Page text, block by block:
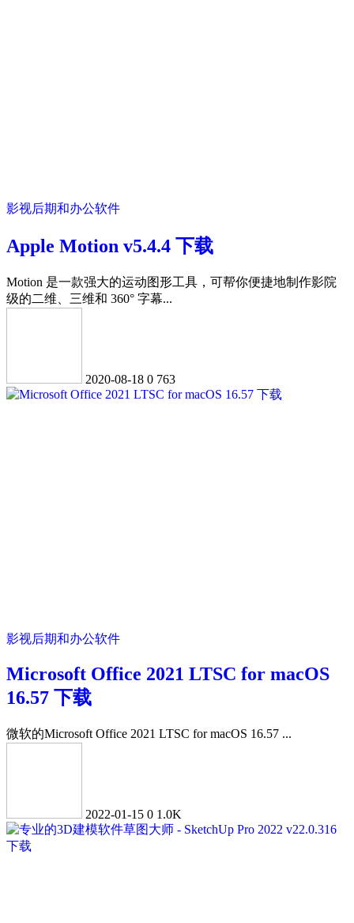
影视后期和办公软件
Apple Motion v5.4.4 下载
Motion 是一款强大的运动图形工具，可帮你便捷地制作影院
级的二维、三维和 360° 字幕...
2020-08-18 0 763
影视后期和办公软件
Microsoft Office 2021 LTSC for macOS
16.57 下载
微软的Microsoft Office 2021 LTSC for macOS 16.57 ...
2022-01-15 0 1.0K